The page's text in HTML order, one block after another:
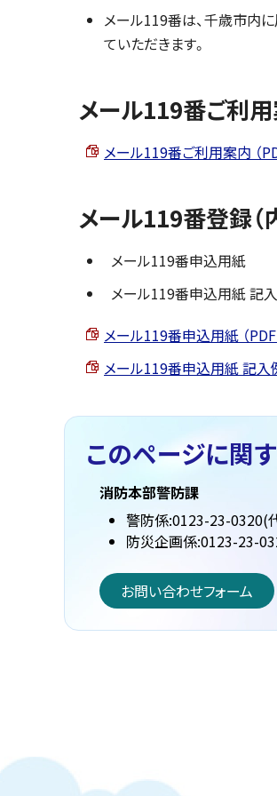
メール119番は、千歳市内
ていただきます。
メール119番ご利
メール119番ご利用案内 （
メール119番登録
メール119番申込用紙
メール119番申込用紙 記
メール119番申込用紙 （
メール119番申込用紙 記入
このページに関
消防本部警防課
警防係:0123-23-0320(
防災企画係:0123-23-
お問い合わせフォーム